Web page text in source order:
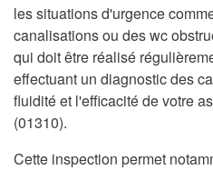
les situations d'urgence
canalisations ou des wc
qui doit être réalisé
effectuant un diagnostic des
fluidité et l'efficacité de votre
(01310).
Cette inspection permet